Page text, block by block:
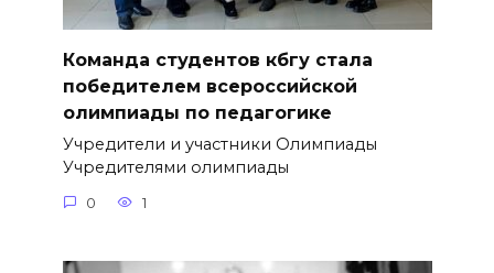
Команда студентов кбгу стала
победителем всероссийской
олимпиады по педагогике
Учредители и участники Олимпиады
Учредителями олимпиады
0 1